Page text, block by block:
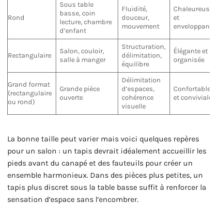
Rond
Sous table
basse, coin
lecture, chambre
d’enfant
Fluidité,
douceur,
mouvement
Chaleureuse
et
enveloppante
Rectangulaire
Salon, couloir,
salle à manger
Structuration,
délimitation,
équilibre
Élégante et
organisée
Grand format
(rectangulaire
ou rond)
Grande pièce
ouverte
Délimitation
d’espaces,
cohérence
visuelle
Confortable
et conviviale
La bonne taille peut varier mais voici quelques repères
pour un salon : un tapis devrait idéalement accueillir les
pieds avant du canapé et des fauteuils pour créer un
ensemble harmonieux. Dans des pièces plus petites, un
tapis plus discret sous la table basse suffit à renforcer la
sensation d’espace sans l’encombrer.